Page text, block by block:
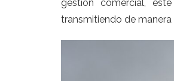
gestión comercial,
transmitiendo de